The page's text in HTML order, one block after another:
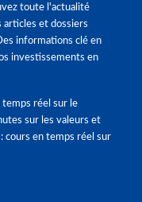
toute l'actualité
articles et dossiers
informations clé en
investissements en
temps réel sur le
sur les valeurs et
cours en temps réel sur